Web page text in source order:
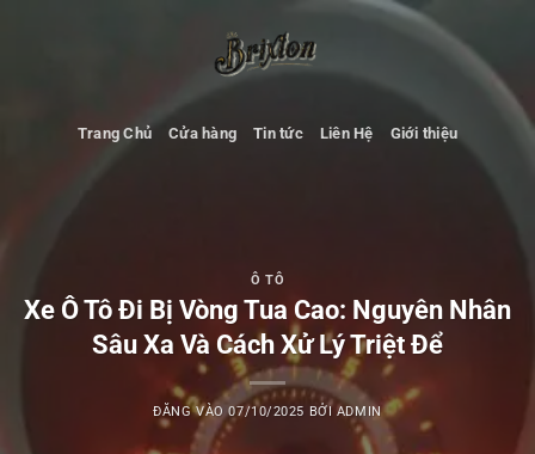
Trang Chủ Cửa hàng Tin tức Liên Hệ Giới thiệu
Ô TÔ
Xe Ô Tô Đi Bị Vòng Tua Cao: Nguyên Nhân
Sâu Xa Và Cách Xử Lý Triệt Để
ĐĂNG VÀO07/10/2025 BỞI ADMIN